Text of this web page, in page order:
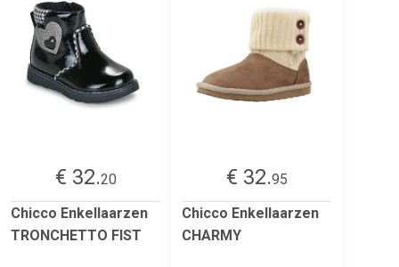
€ 32.20
Chicco Enkellaarzen
TRONCHETTO FIST
€ 32.95
Chicco Enkellaarzen
CHARMY